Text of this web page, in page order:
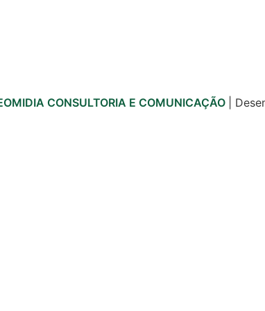
CONSULTORIA E COMUNICAÇÃO |